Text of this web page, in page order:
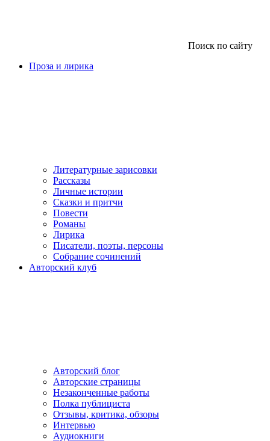
Поиск по сайту
Проза и лирика
Литературные зарисовки
Рассказы
Личные истории
Сказки и притчи
Повести
Романы
Лирика
Писатели, поэты, персоны
Собрание сочинений
Авторский клуб
Авторский блог
Авторские страницы
Незаконченные работы
Полка публициста
Отзывы, критика, обзоры
Интервью
Аудиокниги